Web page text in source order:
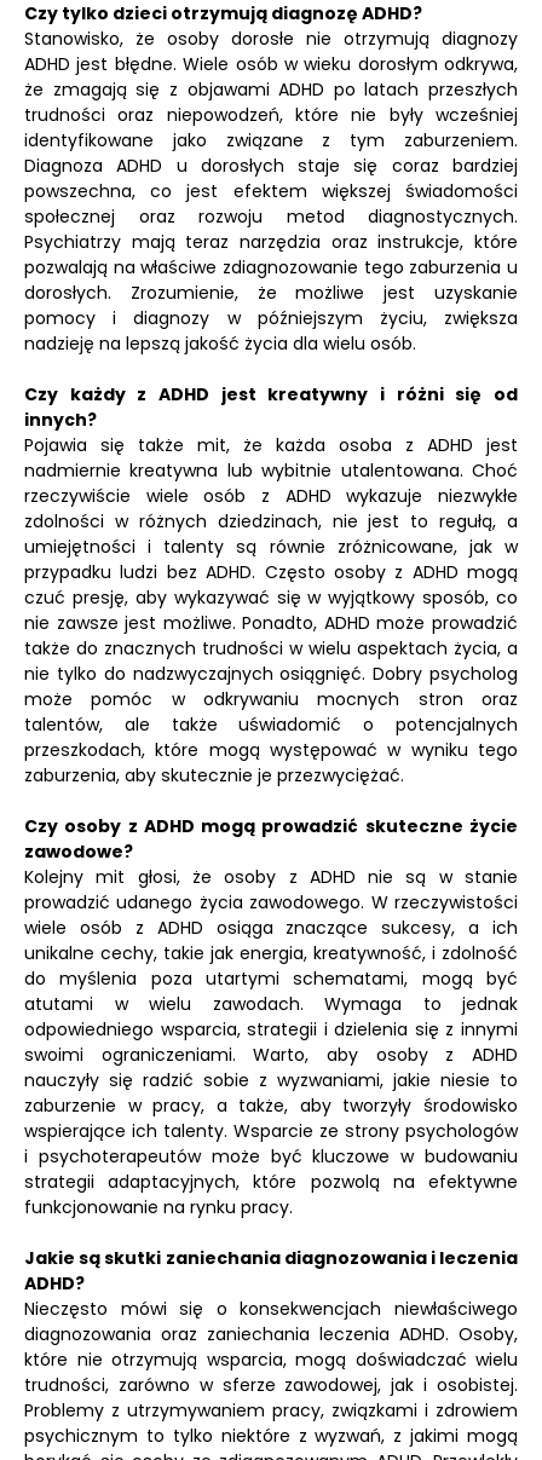
Czy tylko dzieci otrzymują diagnozę ADHD?
Stanowisko, że osoby dorosłe nie otrzymują diagnozy
ADHD jest błędne. Wiele osób w wieku dorosłym odkrywa,
że zmagają się z objawami ADHD po latach przeszłych
trudności oraz niepowodzeń, które nie były wcześniej
identyfikowane jako związane z tym zaburzeniem.
Diagnoza ADHD u dorosłych staje się coraz bardziej
powszechna, co jest efektem większej świadomości
społecznej oraz rozwoju metod diagnostycznych.
Psychiatrzy mają teraz narzędzia oraz instrukcje, które
pozwalają na właściwe zdiagnozowanie tego zaburzenia u
dorosłych. Zrozumienie, że możliwe jest uzyskanie
pomocy i diagnozy w późniejszym życiu, zwiększa
nadzieję na lepszą jakość życia dla wielu osób.
Czy każdy z ADHD jest kreatywny i różni się od
innych?
Pojawia się także mit, że każda osoba z ADHD jest
nadmiernie kreatywna lub wybitnie utalentowana. Choć
rzeczywiście wiele osób z ADHD wykazuje niezwykłe
zdolności w różnych dziedzinach, nie jest to regułą, a
umiejętności i talenty są równie zróżnicowane, jak w
przypadku ludzi bez ADHD. Często osoby z ADHD mogą
czuć presję, aby wykazywać się w wyjątkowy sposób, co
nie zawsze jest możliwe. Ponadto, ADHD może prowadzić
także do znacznych trudności w wielu aspektach życia, a
nie tylko do nadzwyczajnych osiągnięć. Dobry psycholog
może pomóc w odkrywaniu mocnych stron oraz
talentów, ale także uświadomić o potencjalnych
przeszkodach, które mogą występować w wyniku tego
zaburzenia, aby skutecznie je przezwyciężać.
Czy osoby z ADHD mogą prowadzić skuteczne życie
zawodowe?
Kolejny mit głosi, że osoby z ADHD nie są w stanie
prowadzić udanego życia zawodowego. W rzeczywistości
wiele osób z ADHD osiąga znaczące sukcesy, a ich
unikalne cechy, takie jak energia, kreatywność, i zdolność
do myślenia poza utartymi schematami, mogą być
atutami w wielu zawodach. Wymaga to jednak
odpowiedniego wsparcia, strategii i dzielenia się z innymi
swoimi ograniczeniami. Warto, aby osoby z ADHD
nauczyły się radzić sobie z wyzwaniami, jakie niesie to
zaburzenie w pracy, a także, aby tworzyły środowisko
wspierające ich talenty. Wsparcie ze strony psychologów
i psychoterapeutów może być kluczowe w budowaniu
strategii adaptacyjnych, które pozwolą na efektywne
funkcjonowanie na rynku pracy.
Jakie są skutki zaniechania diagnozowania i leczenia
ADHD?
Nieczęsto mówi się o konsekwencjach niewłaściwego
diagnozowania oraz zaniechania leczenia ADHD. Osoby,
które nie otrzymują wsparcia, mogą doświadczać wielu
trudności, zarówno w sferze zawodowej, jak i osobistej.
Problemy z utrzymywaniem pracy, związkami i zdrowiem
psychicznym to tylko niektóre z wyzwań, z jakimi mogą